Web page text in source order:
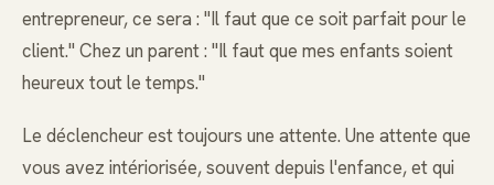
entrepreneur, ce sera : "Il faut que ce soit parfait pour le
client." Chez un parent : "Il faut que mes enfants soient
heureux tout le temps."
Le déclencheur est toujours une attente. Une attente que
vous avez intériorisée, souvent depuis l'enfance, et qui